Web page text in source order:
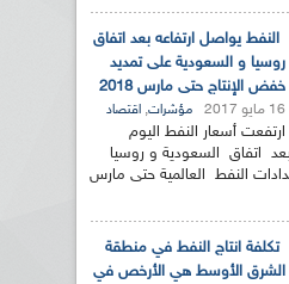
النفط يواصل ارتفاعه بعد اتفاق
روسيا و السعودية على تمديد
خفض الإنتاج حتى مارس 2018
16 مايو 2017 مؤشرات, اقتصاد
ارتفعت أسعار النفط اليوم
اتفاق السعودية و روسيا
النفط العالمية حتى مارس
تكلفة انتاج النفط في منطقة
الشرق الأوسط هي الأرخص في